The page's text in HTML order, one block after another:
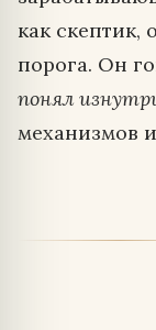
как
порога. Он
понял
механизмов